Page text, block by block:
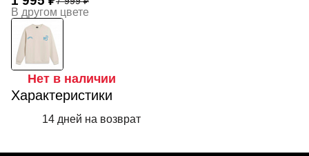
В другом цвете
Нет в наличии
Характеристики
14 дней на возврат